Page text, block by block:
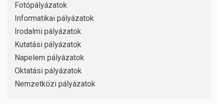
Fotópályázatok
Informatikai pályázatok
Irodalmi pályázatok
Kutatási pályázatok
Napelem pályázatok
Oktatási pályázatok
Nemzetközi pályázatok